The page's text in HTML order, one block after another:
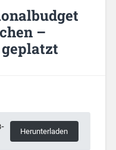
–
Herunterladen